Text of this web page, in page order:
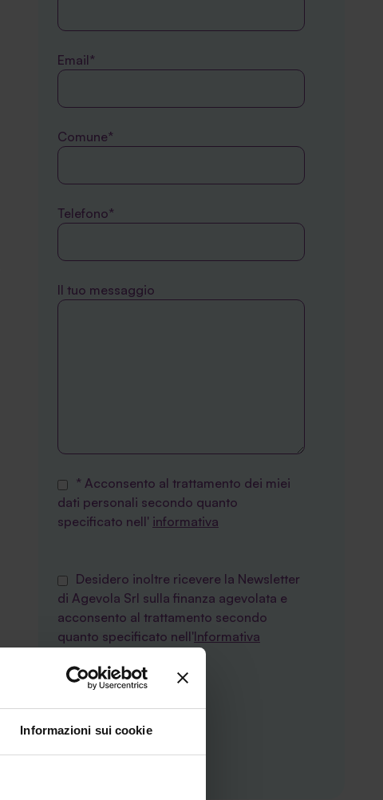
Informazioni sui cookie
Email*
Comune*
Telefono*
Il tuo messaggio
* Acconsento al trattamento dei miei
dati personali secondo quanto
specificato nell' informativa
Desidero inoltre ricevere la Newsletter
di Agevola Srl sulla finanza agevolata e
acconsento al trattamento secondo
quanto specificato nell'Informativa